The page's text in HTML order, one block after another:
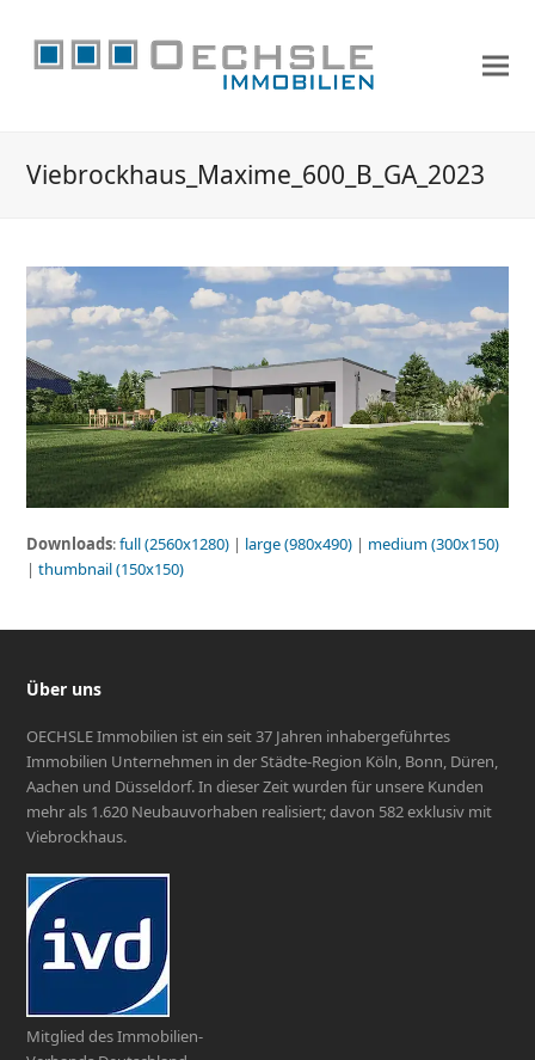
Viebrockhaus_Maxime_600_B_GA_2023
Downloads:full (2560x1280) | large (980x490) | medium (300x150)
|thumbnail (150x150)
Über uns
OECHSLE Immobilien ist ein seit 37 Jahren inhabergeführtes
Immobilien Unternehmen in der Städte-Region Köln, Bonn, Düren,
Aachen und Düsseldorf. In dieser Zeit wurden für unsere Kunden
mehr als 1.620 Neubauvorhaben realisiert; davon 582 exklusiv mit
Viebrockhaus.
Mitglied des Immobilien-